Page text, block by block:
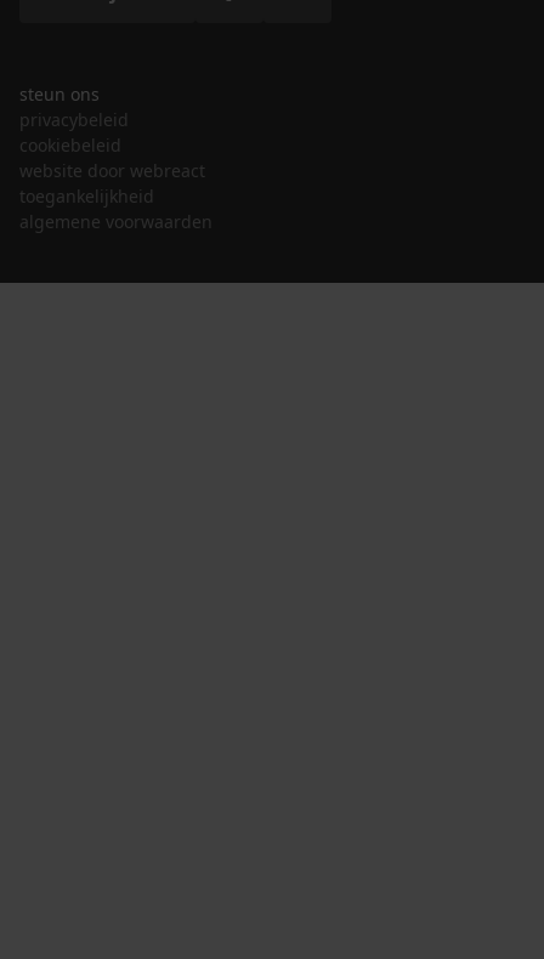
steun ons
privacybeleid
cookiebeleid
website door webreact
toegankelijkheid
algemene voorwaarden